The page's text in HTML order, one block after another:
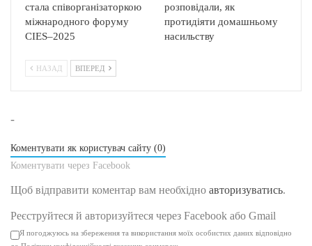
стала співорганізаторкою
міжнародного форуму
CIES–2025
розповідали, як
протидіяти домашньому
насильству
НАЗАД ВПЕРЕД
-
Коментувати як користувач сайту (0)
Коментувати через Facebook
Щоб відправити коментар вам необхідно авторизуватись.
Реєструйтеся й авторизуйтеся через Facebook або Gmail
Я погоджуюсь на збереження та використання моїх особистих даних відповідно